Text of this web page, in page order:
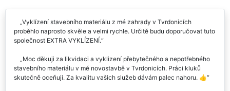
Vyklízení stavebního materiálu z mé zahrady v Tvrdonicích
proběhlo naprosto skvěle a velmi rychle. Určitě budu doporučovat tuto
společnost EXTRA VYKLÍZENÍ.
Moc děkuji za likvidaci a vyklizení přebytečného a nepotřebného
stavebního materiálu v mé novostavbě v Tvrdonicích. Práci kluků
skutečně oceňuji. Za kvalitu vašich služeb dávám palec nahoru. 👍